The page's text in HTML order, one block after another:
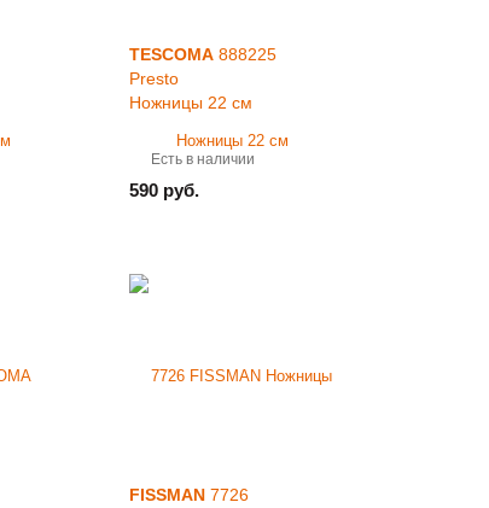
TESCOMA 888225
Presto
Ножницы 22 см
Есть в наличии
590 руб.
FISSMAN 7726